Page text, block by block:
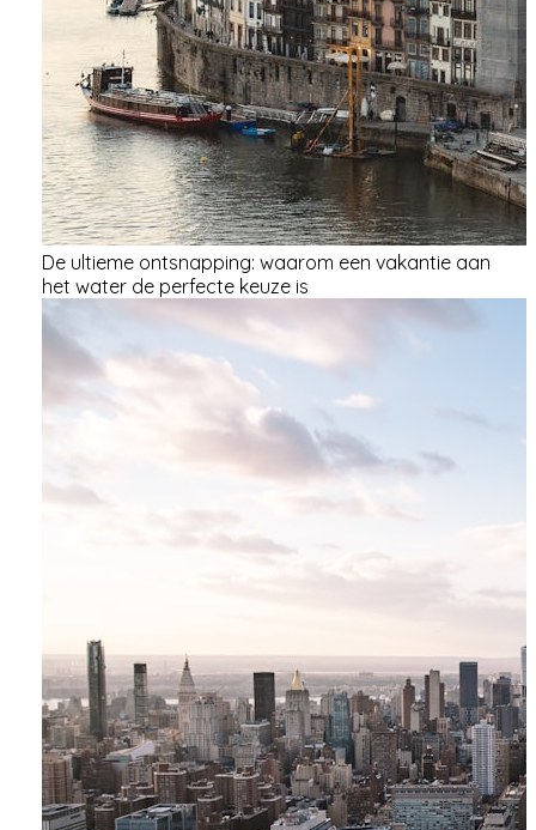
De ultieme ontsnapping: waarom een vakantie aan
het water de perfecte keuze is